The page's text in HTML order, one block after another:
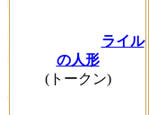
ライル
の人形
(トークン)